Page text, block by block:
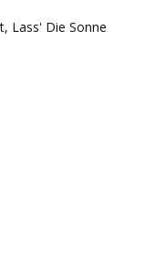
Die Sonne